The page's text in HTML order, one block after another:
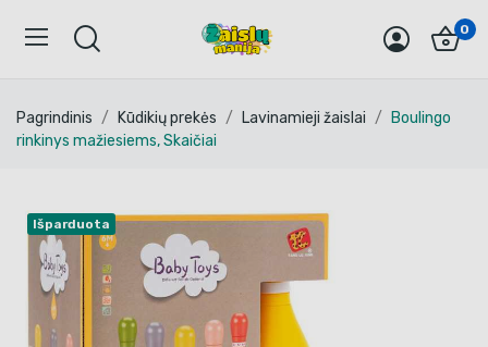
0
Pagrindinis Kūdikių prekės Lavinamieji žaislai
Boulingo
rinkinys mažiesiems, Skaičiai
Išparduota